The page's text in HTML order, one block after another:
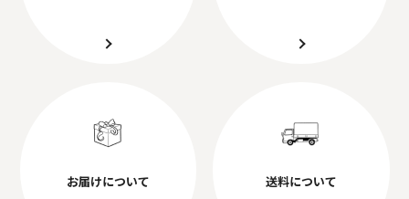
お届けについて 送料について